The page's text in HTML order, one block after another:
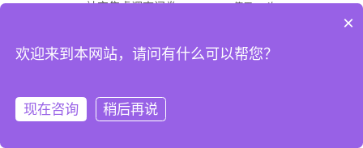
社交焦虑调查问卷
关于大学生社交焦虑问卷调查 使用677次
注册
×
欢迎来到本网站，请问有什么可以帮您？
现在咨询 稍后再说